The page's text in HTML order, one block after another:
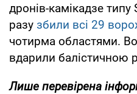
дронів-камікадзе
разу збили всі 29
чотирма областями.
вдарили балістичною
Лише перевірена